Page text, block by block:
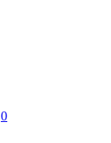
0